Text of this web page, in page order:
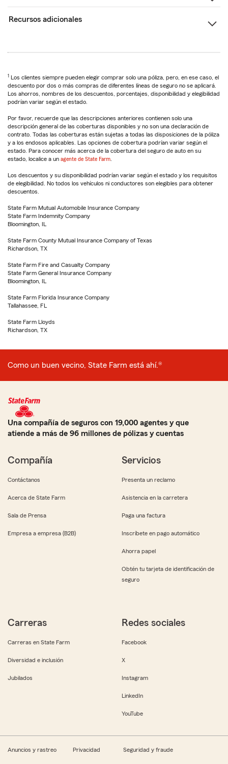
Recursos adicionales
1 Los clientes siempre pueden elegir comprar solo una póliza, pero, en ese caso, el
descuento por dos o más compras de diferentes líneas de seguro no se aplicará.
Los ahorros, nombres de los descuentos, porcentajes, disponibilidad y elegibilidad
podrían variar según el estado.
Por favor, recuerde que las descripciones anteriores contienen solo una
descripción general de las coberturas disponibles y no son una declaración de
contrato. Todas las coberturas están sujetas a todas las disposiciones de la póliza
y a los endosos aplicables. Las opciones de cobertura podrían variar según el
estado. Para conocer más acerca de la cobertura del seguro de auto en su
estado, localice a un agente de State Farm
Los descuentos y su disponibilidad podrían variar según el estado y los requisitos
de elegibilidad. No todos los vehículos ni conductores son elegibles para obtener
descuentos.
State Farm Mutual Automobile Insurance Company
State Farm Indemnity Company
Bloomington, IL
State Farm County Mutual Insurance Company of Texas
Richardson, TX
State Farm Fire and Casualty Company
State Farm General Insurance Company
Bloomington, IL
State Farm Florida Insurance Company
Tallahassee, FL
State Farm Lloyds
Richardson, TX
Como un buen vecino, State Farm está ahí.®
Una compañía de seguros con 19,000 agentes y que
atiende a más de 96 millones de pólizas y cuentas
Compañía
Contáctanos
Acerca de State Farm
Sala de Prensa
Empresa a empresa (B2B)
Servicios
Presenta un reclamo
Asistencia en la carretera
Paga una factura
Inscríbete en pago automático
Ahorra papel
Obtén tu tarjeta de identificación de
seguro
Carreras
Carreras en State Farm
Diversidad e inclusión
Jubilados
Redes sociales
Facebook
X
Instagram
LinkedIn
YouTube
Anuncios y rastreo Privacidad Seguridad y fraude